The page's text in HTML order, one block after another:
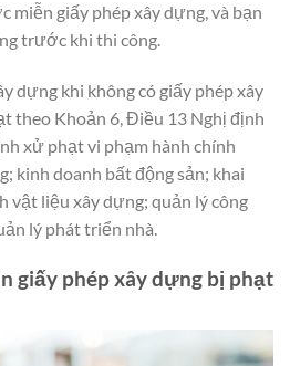
miễn giấy phép xây dựng, và bạn
trước khi thi công.
dựng khi không có giấy phép xây
theo Khoản 6, Điều 13 Nghị định
xử phạt vi phạm hành chính
kinh doanh bất động sản; khai
vật liệu xây dựng; quản lý công
lý phát triển nhà.
giấy phép xây dựng bị phạt